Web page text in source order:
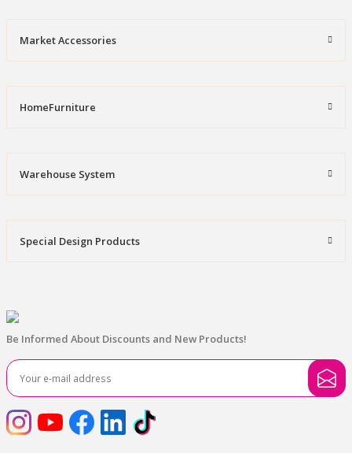
Market Accessories
HomeFurniture
Warehouse System
Special Design Products
Be Informed About Discounts and New Products!